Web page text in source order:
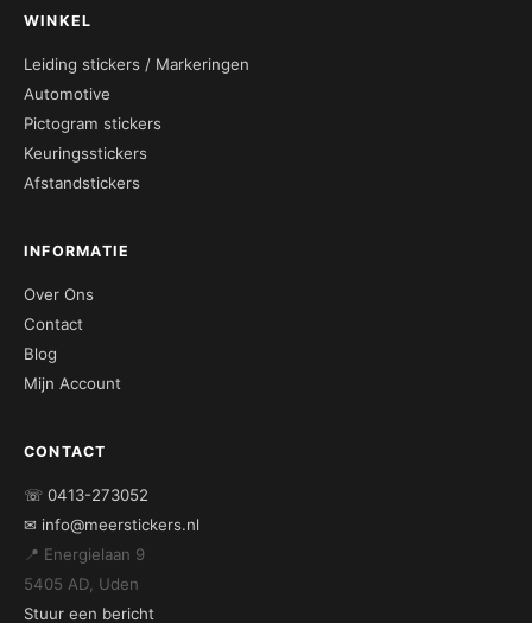
WINKEL
Leiding stickers / Markeringen
Automotive
Pictogram stickers
Keuringsstickers
Afstandstickers
INFORMATIE
Over Ons
Contact
Blog
Mijn Account
CONTACT
☏ 0413-273052
✉ info@meerstickers.nl
📍 Energielaan 9
5405 AD, Uden
Stuur een bericht